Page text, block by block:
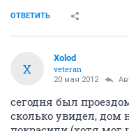
ОТВЕТИТЬ
X
Xolod
veteran
20 мая 2012
сегодня был
сколько увидел, дом